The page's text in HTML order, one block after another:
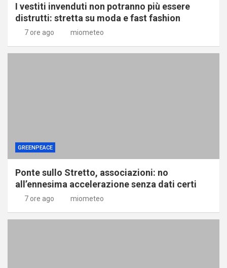
I vestiti invenduti non potranno più essere
distrutti: stretta su moda e fast fashion
7 ore ago miometeo
GREENPEACE
Ponte sullo Stretto, associazioni: no
all’ennesima accelerazione senza dati certi
7 ore ago miometeo